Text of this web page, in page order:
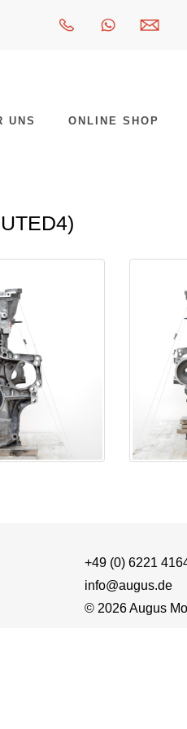
UNS ONLINE SHOP
+49 (0) 6221
info@augus.de
© 2026 Augus